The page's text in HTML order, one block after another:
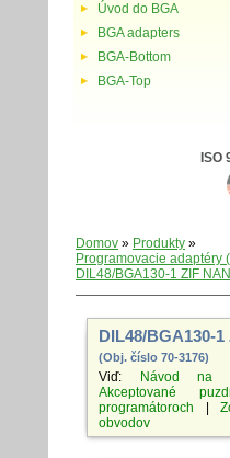
Úvod do BGA
BGA adapters
BGA-Bottom
BGA-Top
ISO
Domov » Produkty »
Programovacie adaptéry
DIL48/BGA130-1 ZIF
DIL48/BGA130-1
(Obj. číslo 70-3176)
Viď: Návod na
Akceptované
programátoroch |
obvodov